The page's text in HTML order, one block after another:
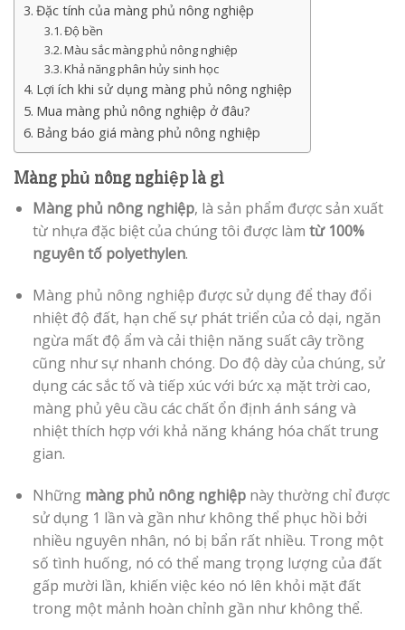
Đặc tính của màng phủ nông nghiệp
Độ bền
Màu sắc màng phủ nông nghiệp
Khả năng phân hủy sinh học
Lợi ích khi sử dụng màng phủ nông nghiệp
Mua màng phủ nông nghiệp ở đâu?
Bảng báo giá màng phủ nông nghiệp
Màng phủ nông nghiệp là gì
Màng phủ nông nghiệp, là sản phẩm được sản xuất
từ nhựa đặc biệt của chúng tôi được làm từ 100%
nguyên tố polyethylen.
Màng phủ nông nghiệp được sử dụng để thay đổi
nhiệt độ đất, hạn chế sự phát triển của cỏ dại, ngăn
ngừa mất độ ẩm và cải thiện năng suất cây trồng
cũng như sự nhanh chóng. Do độ dày của chúng, sử
dụng các sắc tố và tiếp xúc với bức xạ mặt trời cao,
màng phủ yêu cầu các chất ổn định ánh sáng và
nhiệt thích hợp với khả năng kháng hóa chất trung
gian.
Những màng phủ nông nghiệpnày thường chỉ được
sử dụng 1 lần và gần như không thể phục hồi bởi
nhiều nguyên nhân, nó bị bẩn rất nhiều. Trong một
số tình huống, nó có thể mang trọng lượng của đất
gấp mười lần, khiến việc kéo nó lên khỏi mặt đất
trong một mảnh hoàn chỉnh gần như không thể.